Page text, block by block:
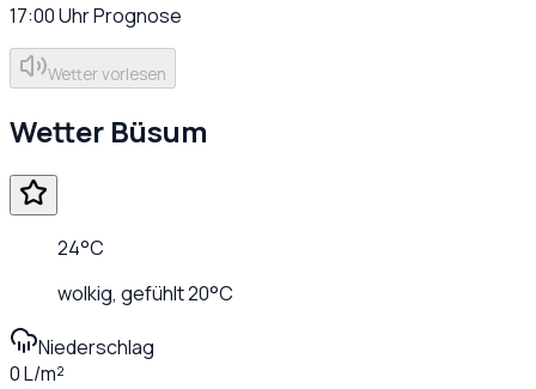
17:00UhrPrognose
Wetter vorlesen
Wetter Büsum
24°C
wolkig, gefühlt20°C
Niederschlag
0 L/m²